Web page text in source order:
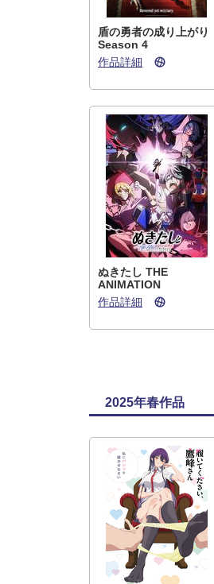
盾の勇者の成り上がり
Season 4
作品詳細
ぬきたし THE
ANIMATION
作品詳細
2025年春作品